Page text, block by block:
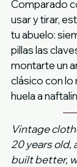
Comparado
usar y tirar,
tu abuelo:
pillas las
montarte un
clásico con lo
huela a
Vintage
20 years old,
built better,